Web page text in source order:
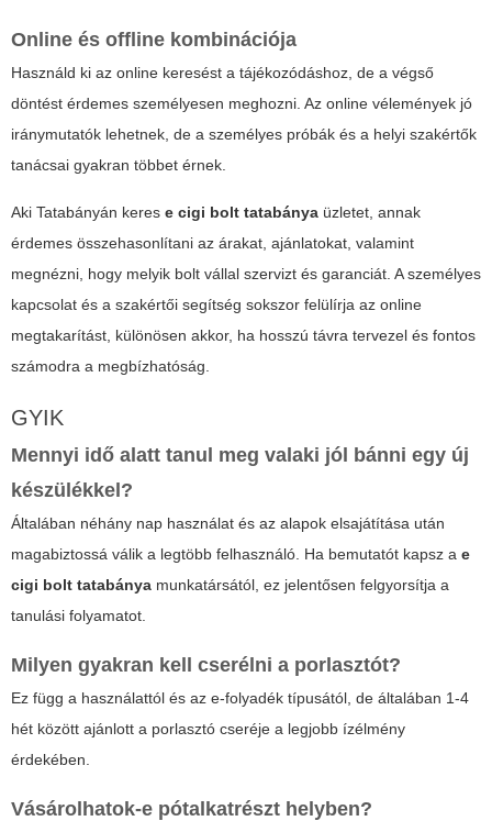
Online és offline kombinációja
Használd ki az online keresést a tájékozódáshoz, de a végső
döntést érdemes személyesen meghozni. Az online vélemények jó
iránymutatók lehetnek, de a személyes próbák és a helyi szakértők
tanácsai gyakran többet érnek.
Aki Tatabányán keres e cigi bolt tatabánya üzletet, annak
érdemes összehasonlítani az árakat, ajánlatokat, valamint
megnézni, hogy melyik bolt vállal szervizt és garanciát. A személyes
kapcsolat és a szakértői segítség sokszor felülírja az online
megtakarítást, különösen akkor, ha hosszú távra tervezel és fontos
számodra a megbízhatóság.
GYIK
Mennyi idő alatt tanul meg valaki jól bánni egy új
készülékkel?
Általában néhány nap használat és az alapok elsajátítása után
magabiztossá válik a legtöbb felhasználó. Ha bemutatót kapsz a e
cigi bolt tatabánya munkatársától, ez jelentősen felgyorsítja a
tanulási folyamatot.
Milyen gyakran kell cserélni a porlasztót?
Ez függ a használattól és az e-folyadék típusától, de általában 1-4
hét között ajánlott a porlasztó cseréje a legjobb ízélmény
érdekében.
Vásárolhatok-e pótalkatrészt helyben?